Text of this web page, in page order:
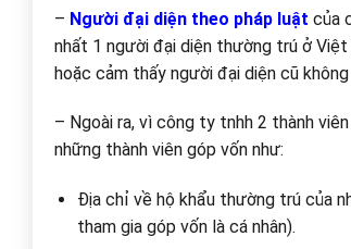
– Người đại diện theo pháp luật của
nhất 1 người đại diện thường trú ở
hoặc cảm thấy người đại diện cũ
– Ngoài ra, vì công ty tnhh 2 thành
những thành viên góp vốn như:
Địa chỉ về hộ khẩu thường trú của
tham gia góp vốn là cá nhân).